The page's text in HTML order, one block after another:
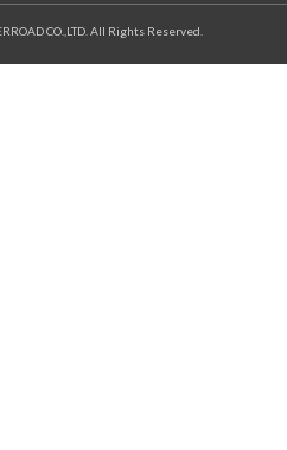
CO.,LTD. All Rights Reserved.